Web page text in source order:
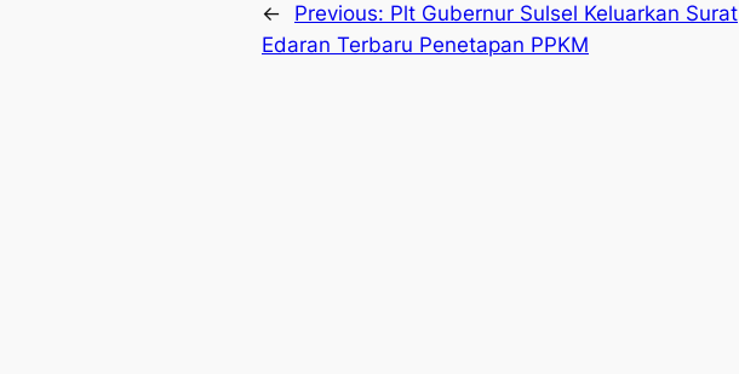
← Previous: Plt Gubernur Sulsel Keluarkan Surat
Edaran Terbaru Penetapan PPKM